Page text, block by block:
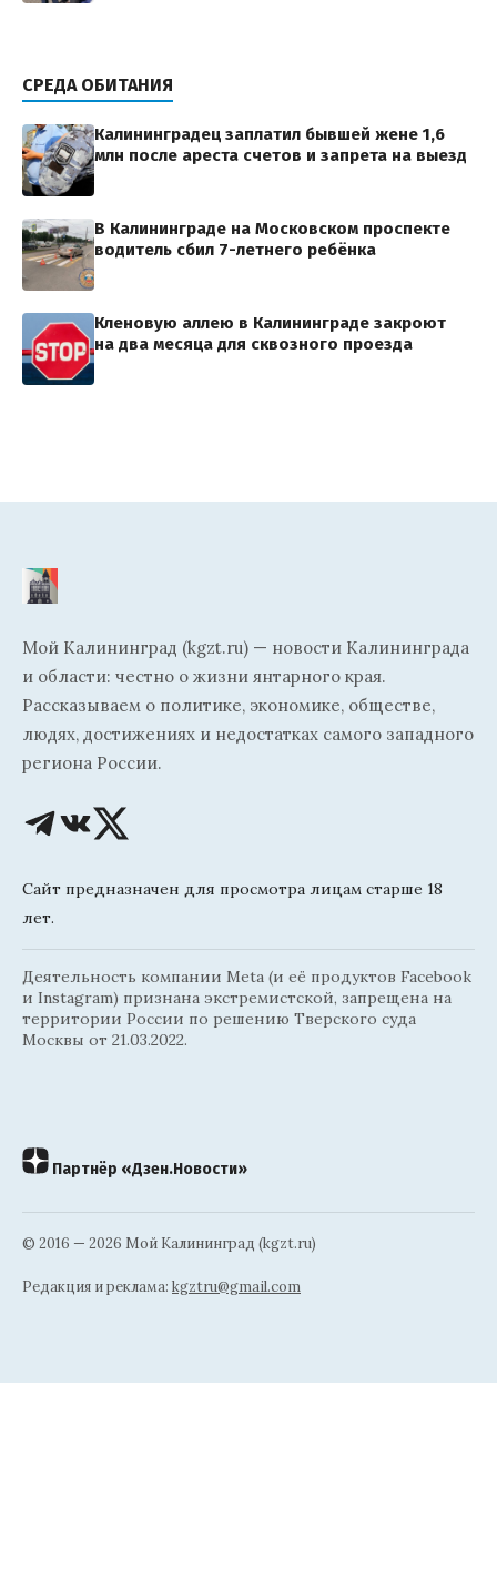
СРЕДА ОБИТАНИЯ
Калининградец заплатил бывшей жене 1,6
млн после ареста счетов и запрета на выезд
В Калининграде на Московском проспекте
водитель сбил 7-летнего ребёнка
Кленовую аллею в Калининграде закроют
на два месяца для сквозного проезда
Мой Калининград (kgzt.ru) — новости Калининграда
и области: честно о жизни янтарного края.
Рассказываем о политике, экономике, обществе,
людях, достижениях и недостатках самого западного
региона России.
Сайт предназначен для просмотра лицам старше 18
лет.
Деятельность компании Meta (и её продуктов Facebook
и Instagram) признана экстремистской, запрещена на
территории России по решению Тверского суда
Москвы от 21.03.2022.
Партнёр «Дзен.Новости»
© 2016 — 2026 Мой Калининград (kgzt.ru)
Редакция и реклама: kgztru@gmail.com